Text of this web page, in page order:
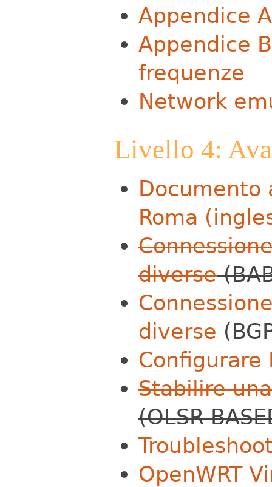
Appendice
Appendice
frequenze
Network
Livello 4:
Roma
diverse
diverse
Configurare
Stabilire
(OLSR
OpenWRT